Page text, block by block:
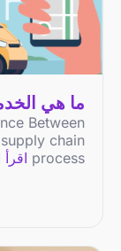
ما هي
Between
chain
process اقرأ